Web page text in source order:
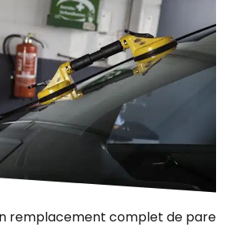
remplacement complet de pare